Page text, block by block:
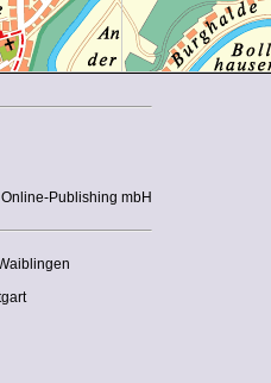
Publishing mbH